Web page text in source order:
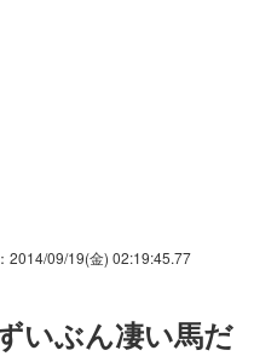
：2014/09/19(金) 02:19:45.77
いぶん凄い馬だ